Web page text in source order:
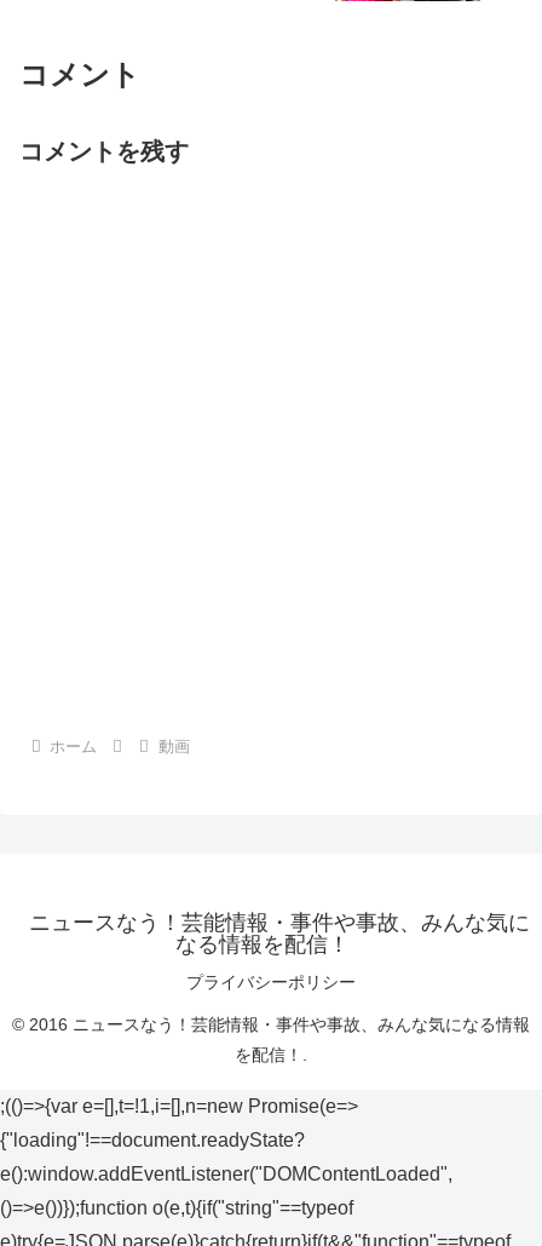
コメント
コメントを残す
ホーム 動画
ニュースなう！芸能情報・事件や事故、みんな気に
なる情報を配信！
プライバシーポリシー
© 2016 ニュースなう！芸能情報・事件や事故、みんな気になる情報
を配信！.
;(()=>{var e=[],t=!1,i=[],n=new Promise(e=>
{"loading"!==document.readyState?
e():window.addEventListener("DOMContentLoaded",
()=>e())});function o(e,t){if("string"==typeof
e)try{e=JSON.parse(e)}catch{return}if(t&&"function"==typeof